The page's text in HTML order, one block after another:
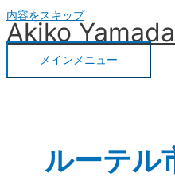
内容をスキップ
Akiko Yamada
メインメニュー
ルーテル